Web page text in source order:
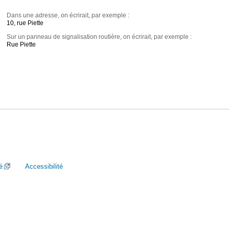
Dans une adresse, on écrirait, par exemple :
10, rue Piette
Sur un panneau de signalisation routière, on écrirait, par exemple :
Rue Piette
Accessibilité